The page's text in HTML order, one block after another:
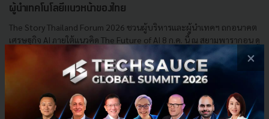
ผู้นำเทคโนโลยีแนวหน้าของไทย
The Story Thailand Forum 2026 ชวนผู้บริหารและผู้นำเทคฯ ถกอนาคต
เศรษฐกิจ AI ภายใต้แนวคิด The Future of AI 8 ก.ค. นี้ ณ สยามพารากอน ดู
กรกฎาคม 7, 2026| ByTechsauce Team
The Story Thailand Forum 2026
×